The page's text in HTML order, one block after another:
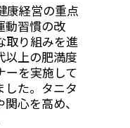
康経営の重点
動習慣の改
取り組みを進
以上の肥満度
ーを実施して
した。タニタ
心を高め、